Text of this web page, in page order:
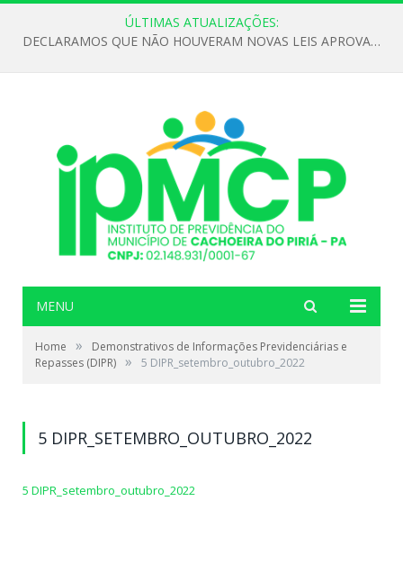
ÚLTIMAS ATUALIZAÇÕES:
DECLARAMOS QUE NÃO HOUVERAM NOVAS LEIS APROVADAS ATÉ O MOMENTO PARA O INSTITUTO DE PREVIDÊNCIA NO ANO DE 2026
MENU
Home »
Demonstrativos de Informações Previdenciárias e
Repasses (DIPR) » 5 DIPR_setembro_outubro_2022
5 DIPR_SETEMBRO_OUTUBRO_2022
5 DIPR_setembro_outubro_2022